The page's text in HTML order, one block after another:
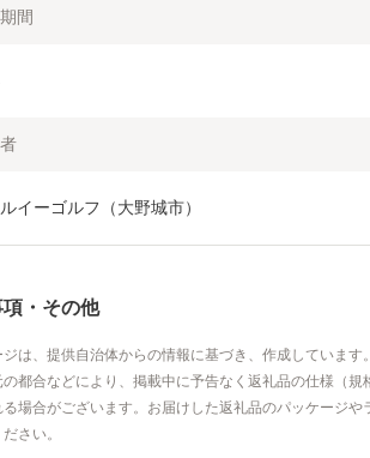
間
イーゴルフ（大野城市）
・その他
は、提供自治体からの情報に基づき、作成しています。
の都合などにより、掲載中に予告なく返礼品の仕様（
る場合がございます。お届けした返礼品のパッケージ
さい。